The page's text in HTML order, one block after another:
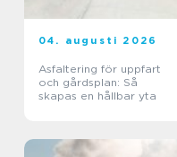
04. augusti 2026
Asfaltering för uppfart
och gårdsplan: Så
skapas en hållbar yta